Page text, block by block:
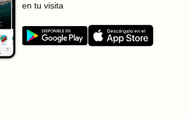
en tu visita